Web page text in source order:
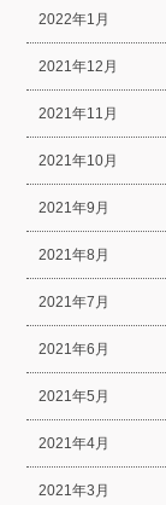
2022年1月
2021年12月
2021年11月
2021年10月
2021年9月
2021年8月
2021年7月
2021年6月
2021年5月
2021年4月
2021年3月